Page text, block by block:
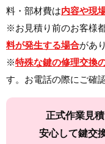
料・部材費は内容や現
※お見積り前のお客様
料が発生する場合があ
※特殊な鍵の修理交換
す。お電話の際にご確
正式作業見
安心して鍵交